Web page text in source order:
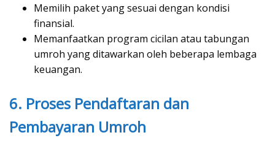
Memilih paket yang sesuai dengan kondisi
finansial.
Memanfaatkan program cicilan atau tabungan
umroh yang ditawarkan oleh beberapa lembaga
keuangan.
6. Proses Pendaftaran dan
Pembayaran Umroh